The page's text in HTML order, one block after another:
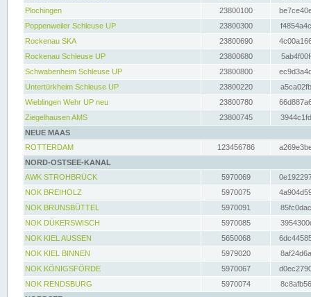
Plochingen
23800100
Poppenweiler Schleuse UP
23800300
Rockenau SKA
23800690
Rockenau Schleuse UP
23800680
Schwabenheim Schleuse UP
23800800
Untertürkheim Schleuse UP
23800220
Wieblingen Wehr UP neu
23800780
Ziegelhausen AMS
23800745
NEUE MAAS
ROTTERDAM
123456786
NORD-OSTSEE-KANAL
AWK STROHBRÜCK
5970069
NOK BREIHOLZ
5970075
NOK BRUNSBÜTTEL
5970091
NOK DÜKERSWISCH
5970085
NOK KIEL AUSSEN
5650068
NOK KIEL BINNEN
5979020
NOK KÖNIGSFÖRDE
5970067
NOK RENDSBURG
5970074